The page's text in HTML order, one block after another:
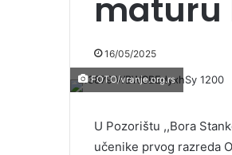
maturu
16/05/2025
FOTO/vranje.org.rs
U Pozorištu ,,Bora
učenike prvog razreda